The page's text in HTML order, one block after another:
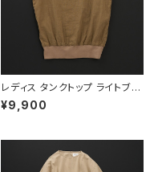
レディス タンクトップ ライトブラ
ウン
¥9,900